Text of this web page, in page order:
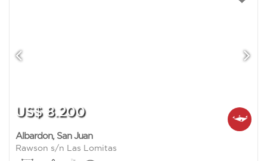
US$ 8.200
Albardon, San Juan
Rawson s/n Las Lomitas